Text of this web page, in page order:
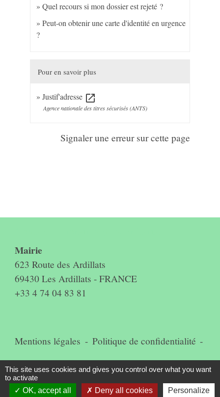
Quel recours si mon dossier est rejeté ?
Peut-on obtenir une carte d'identité en urgence
?
Pour en savoir plus
Justif'adresse open_in_new
Agence nationale des titres sécurisés (ANTS)
Signaler une erreur sur cette page
Mairie
623 Route des Ardillats
69430 Les Ardillats - FRANCE
+33 4 74 04 83 81
Mentions légales - Politique de confidentialité -
Accessibilité - Plan du site -
Gestion des cookies
This site uses cookies and gives you control over what you want
to activate
OK, accept all
Deny all cookies Personalize